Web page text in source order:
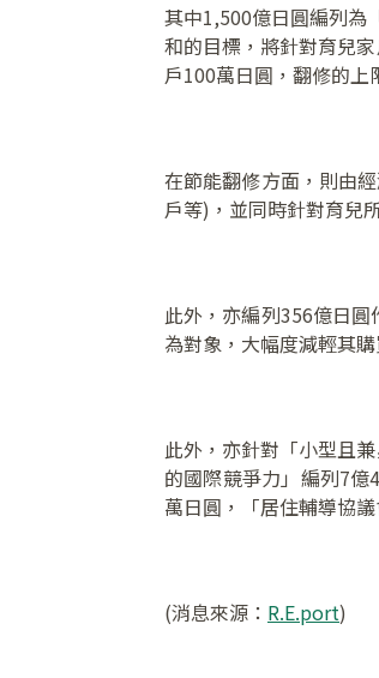
其中1,500億日圓編列為
和的目標，將針對育兒
戶100萬日圓，翻修的上
在節能翻修方面，則由
戶等)，並同時針對育兒
此外，亦編列356億日
為對象，大幅度減輕其
此外，亦針對「小型且
的國際競爭力」編列7
萬日圓，「居住輔導協
(消息來源： R.E.port)